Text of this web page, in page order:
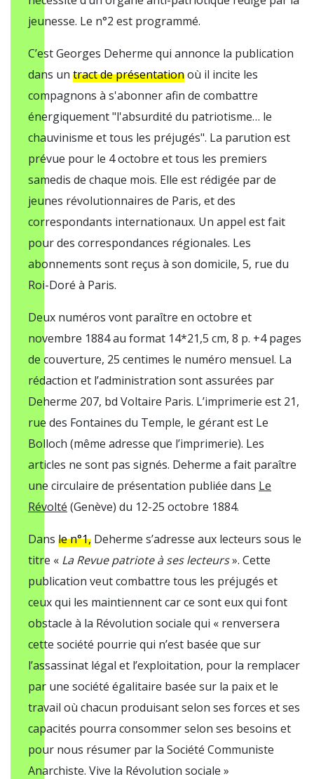
jeunesse. Le n°2 est programmé.
C’est Georges Deherme qui annonce la publication
dans un tract de présentationoù il incite les
compagnons à s'abonner afin de combattre
énergiquement "l'absurdité du patriotisme… le
chauvinisme et tous les préjugés". La parution est
prévue pour le 4 octobre et tous les premiers
samedis de chaque mois. Elle est rédigée par de
jeunes révolutionnaires de Paris, et des
correspondants internationaux. Un appel est fait
pour des correspondances régionales. Les
abonnements sont reçus à son domicile, 5, rue du
Roi-Doré à Paris.
Deux numéros vont paraître en octobre et
novembre 1884 au format 14*21,5 cm, 8 p. +4 pages
de couverture, 25 centimes le numéro mensuel. La
rédaction et l’administration sont assurées par
Deherme 207, bd Voltaire Paris. L’imprimerie est 21,
rue des Fontaines du Temple, le gérant est Le
Bolloch (même adresse que l’imprimerie). Les
articles ne sont pas signés. Deherme a fait paraître
une circulaire de présentation publiée dans Le
Révolté (Genève) du 12-25 octobre 1884.
Dans le n°1, Deherme s’adresse aux lecteurs sous le
titre « La Revue patriote à ses lecteurs». Cette
publication veut combattre tous les préjugés et
ceux qui les maintiennent car ce sont eux qui font
obstacle à la Révolution sociale qui « renversera
cette société pourrie qui n’est basée que sur
l’assassinat légal et l’exploitation, pour la remplacer
par une société égalitaire basée sur la paix et le
travail où chacun produisant selon ses forces et ses
capacités pourra consommer selon ses besoins et
pour nous résumer par la Société Communiste
Anarchiste. Vive la Révolution sociale »